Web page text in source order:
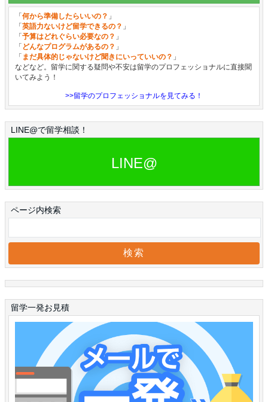
「 何から準備したらいいの？ 」
「 英語力ないけど留学できるの？ 」
「 予算はどれぐらい必要なの？ 」
「 どんなプログラムがあるの？ 」
「 まだ具体的じゃないけど聞きにいっていいの？ 」
などなど。留学に関する疑問や不安は留学のプロフェッショナルに直接聞
いてみよう！
>>留学のプロフェッショナルを見てみる！
LINE@で留学相談！
LINE@
ページ内検索
留学一発お見積